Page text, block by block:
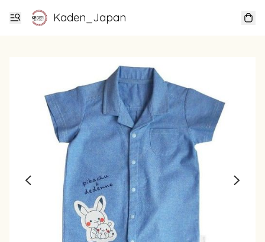
Kaden_Japan